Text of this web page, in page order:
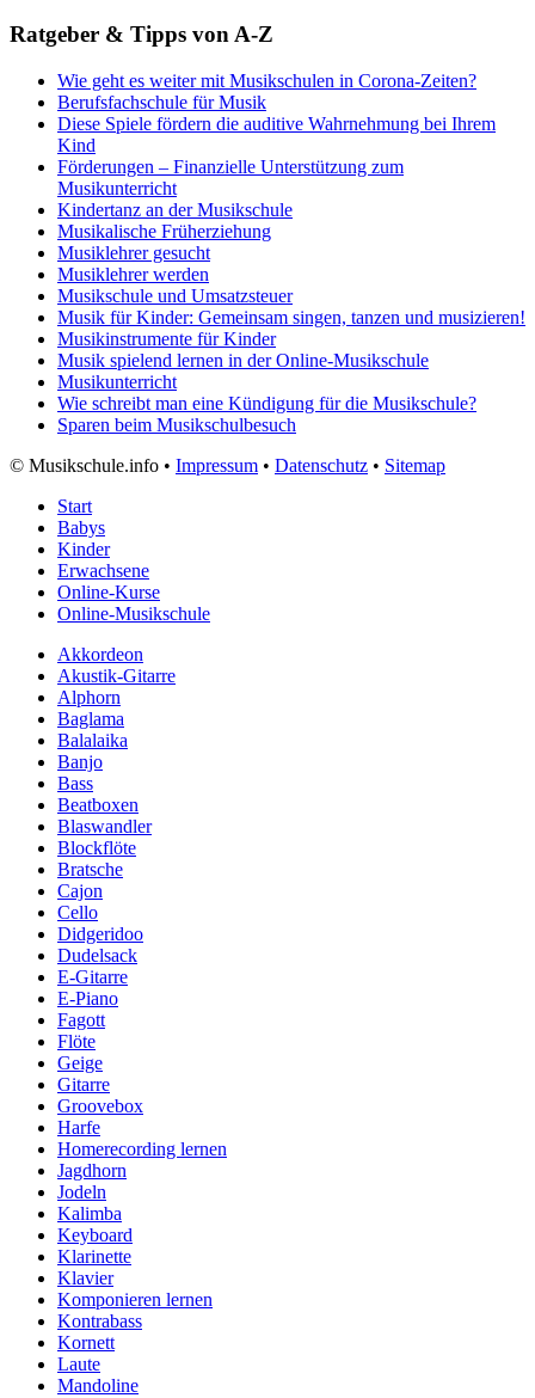
Ratgeber & Tipps von A-Z
Wie geht es weiter mit Musikschulen in Corona-Zeiten?
Berufsfachschule für Musik
Diese Spiele fördern die auditive Wahrnehmung bei Ihrem
Kind
Förderungen – Finanzielle Unterstützung zum
Musikunterricht
Kindertanz an der Musikschule
Musikalische Früherziehung
Musiklehrer gesucht
Musiklehrer werden
Musikschule und Umsatzsteuer
Musik für Kinder: Gemeinsam singen, tanzen und musizieren!
Musikinstrumente für Kinder
Musik spielend lernen in der Online-Musikschule
Musikunterricht
Wie schreibt man eine Kündigung für die Musikschule?
Sparen beim Musikschulbesuch
© Musikschule.info • Impressum • Datenschutz • Sitemap
Start
Babys
Kinder
Erwachsene
Online-Kurse
Online-Musikschule
Akkordeon
Akustik-Gitarre
Alphorn
Baglama
Balalaika
Banjo
Bass
Beatboxen
Blaswandler
Blockflöte
Bratsche
Cajon
Cello
Didgeridoo
Dudelsack
E-Gitarre
E-Piano
Fagott
Flöte
Geige
Gitarre
Groovebox
Harfe
Homerecording lernen
Jagdhorn
Jodeln
Kalimba
Keyboard
Klarinette
Klavier
Komponieren lernen
Kontrabass
Kornett
Laute
Mandoline